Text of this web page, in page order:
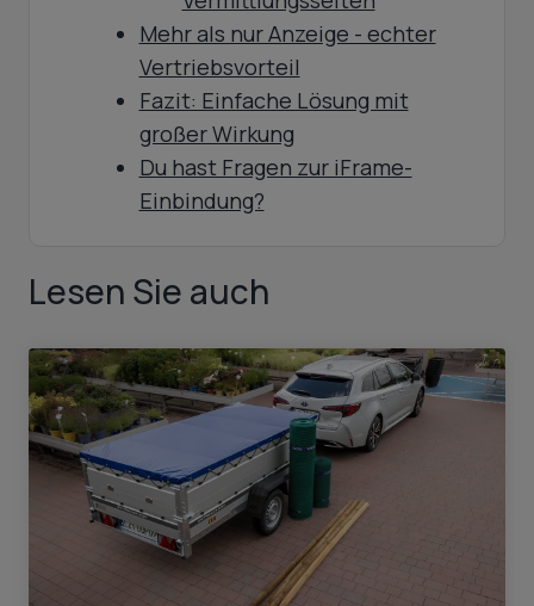
Mehr als nur Anzeige - echter
Vertriebsvorteil
Fazit: Einfache Lösung mit
großer Wirkung
Du hast Fragen zur iFrame-
Einbindung?
Lesen Sie auch